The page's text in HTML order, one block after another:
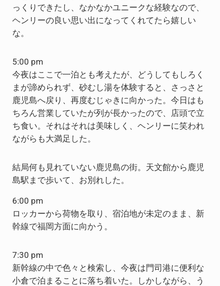
っくりできたし、なかなかユニークな経験なので、
ヘンリーの良い思い出になってくれてたら嬉しい
な。
5:00 pm
今夜はここで一泊とも考えたが、どうしてもしろく
まが諦められず、砂むし湯を体験すると、さっさと
鹿児島へ戻り、再度むじゃきに向かった。今日はも
ちろん営業していたが列が長かったので、店頭で立
ち食い。それはそれは美味しく、ヘンリーに笑われ
ながらも大満足した。
結局何も見れていない鹿児島の街。天文館から鹿児
島駅まで歩いて、お別れした。
6:00 pm
ロッカーから荷物を取り、宿泊地が未定のまま、新
幹線で福岡方面に向かう。
7:30 pm
新幹線の中で色々と検索し、今夜は門司港に便利な
小倉で泊まることに落ち着いた。しかしながら、う